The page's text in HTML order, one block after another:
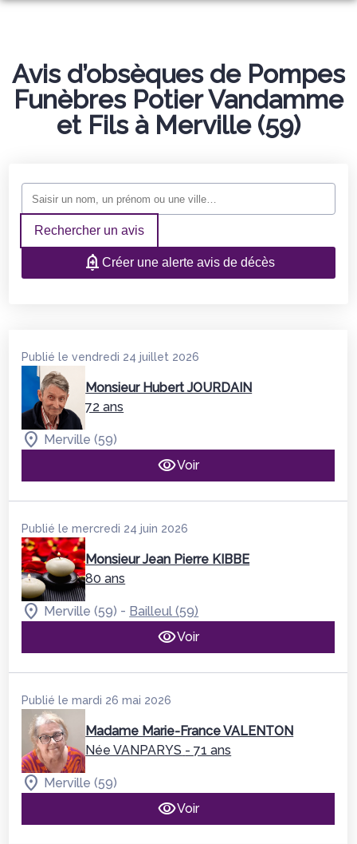
ORGANISER DES OBSÈQUES
PRÉVOIR SES OBSÈQUES
NOS AGENCES
LESTREM
CHAMBRES FUNERAIRES
ESTAIRES
Avis d’obsèques de Pompes
Funèbres Potier Vandamme
et Fils à Merville (59)
Rechercher un avis
Créer une alerte avis de décès
Publié le vendredi 24 juillet 2026
Monsieur Hubert JOURDAIN
72 ans
Merville (59)
Voir
Publié le mercredi 24 juin 2026
Monsieur Jean Pierre KIBBE
80 ans
Merville (59) - Bailleul (59)
Voir
Publié le mardi 26 mai 2026
Madame Marie-France VALENTON
Née VANPARYS - 71 ans
Merville (59)
Voir